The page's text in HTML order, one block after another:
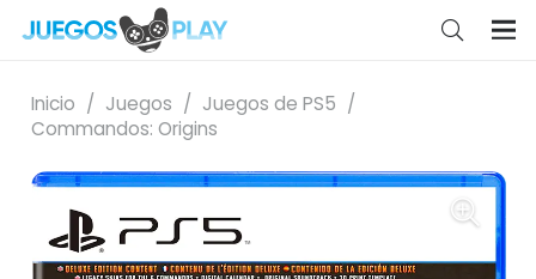
Inicio / Juegos / Juegos de PS5 /
Commandos: Origins